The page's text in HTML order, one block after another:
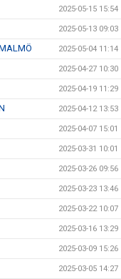
2025-05-15 15:54
2025-05-13 09:03
2025-05-04 11:14
2025-04-27 10:30
2025-04-19 11:29
2025-04-12 13:53
2025-04-07 15:01
2025-03-31 10:01
2025-03-26 09:56
2025-03-23 13:46
2025-03-22 10:07
2025-03-16 13:29
2025-03-09 15:26
2025-03-05 14:27